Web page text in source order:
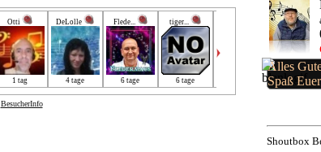
Otti
1 tag
DeLolle
4 tage
Flede...
6 tage
tiger...
6 tage
genX-...
5 wochen
BesucherInfo
Alles
Spaß
Shoutbox